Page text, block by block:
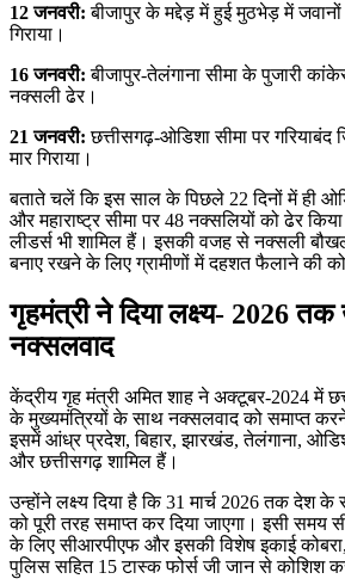
12 जनवरी: बीजापुर के मद्देड़ में हुई मुठभेड़ में
गिराया।
16 जनवरी: बीजापुर-तेलंगाना सीमा के पुजारी
नक्सली ढेर।
21 जनवरी: छत्तीसगढ़-ओडिशा सीमा पर
मार गिराया।
बताते चलें कि इस साल के पिछले 22 दिनों में ही
और महाराष्ट्र सीमा पर 48 नक्सलियों को ढेर
लीडर्स भी शामिल हैं। इसकी वजह से नक्सली
बनाए रखने के लिए ग्रामीणों में दहशत फैलाने की
गृहमंत्री ने दिया लक्ष्य- 2026 तक
नक्सलवाद
केंद्रीय गृह मंत्री अमित शाह ने अक्टूबर-2024 में
के मुख्यमंत्रियों के साथ नक्सलवाद को समाप्त करने
इसमें आंध्र प्रदेश, बिहार, झारखंड, तेलंगाना,
और छत्तीसगढ़ शामिल हैं।
उन्होंने लक्ष्य दिया है कि 31 मार्च 2026 तक देश
को पूरी तरह समाप्त कर दिया जाएगा। इसी समय
के लिए सीआरपीएफ और इसकी विशेष इकाई
पुलिस सहित 15 टास्क फोर्स जी जान से कोशिश